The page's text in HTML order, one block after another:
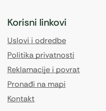
Korisni linkovi
Uslovi i odredbe
Politika privatnosti
Reklamacije i povrat
Pronađi na mapi
Kontakt